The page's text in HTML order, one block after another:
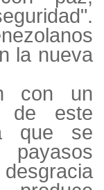
la nueva
con un
de este
que se